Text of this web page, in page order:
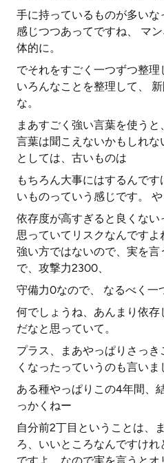
手に持っているものが多い
感じつつあってですね、 マ
体的に。
でそれをすごく一つずつ整
いろんなことを整理して、
な。
まあすごく強い言葉を使う
言葉は聞こえないかもしれ
としては、古いものは
もちろん大事にはするんで
いものっていう感じです。
依存度が高すぎると良くな
思っていてリスクなんです
強い方ではないので、実を
で、攻撃力2300、
守備力0なので、 なるべく一
何でしょうね、あんまり依
だなと思っていて。
プラス、まあやっぱりさっ
くなったっていうのも言いま
ある種やっぱりこの4年間、
っかくねー
自分前2丁目ということは、
ろ、いいところなんですけ